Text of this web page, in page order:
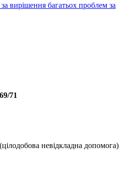
вирішення багатьох проблем за
71
невідкладна допомога)